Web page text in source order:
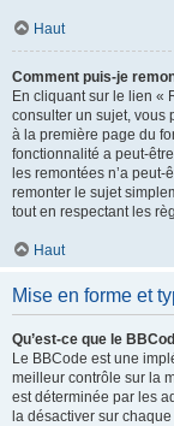
Haut
Comment puis-je
En cliquant sur le lien «
consulter un sujet, vous
à la première page du
fonctionnalité a peut-
les remontées n’a
remonter le sujet
tout en respectant les
Haut
Mise en forme et
Qu’est-ce que le
Le BBCode est une
meilleur contrôle sur la
est déterminée par les
la désactiver sur